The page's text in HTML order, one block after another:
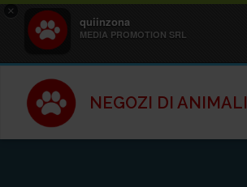
×
quiinzona
MEDIA PROMOTION SRL
NEGOZI DI ANIMALI